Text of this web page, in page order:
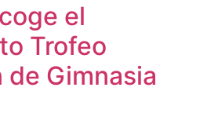
el
Trofeo
Gimnasia